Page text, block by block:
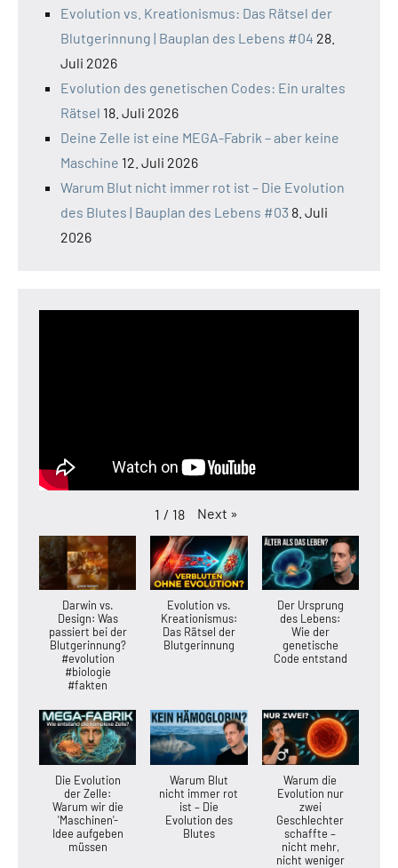
Evolution vs. Kreationismus: Das Rätsel der
Blutgerinnung | Bauplan des Lebens #04 28.
Juli 2026
Evolution des genetischen Codes: Ein uraltes
Rätsel 18. Juli 2026
Deine Zelle ist eine MEGA-Fabrik – aber keine
Maschine 12. Juli 2026
Warum Blut nicht immer rot ist – Die Evolution
des Blutes | Bauplan des Lebens #03 8. Juli
2026
1 / 18 Next »
Darwin vs.
Design: Was
passiert bei der
Blutgerinnung?
#evolution
#biologie
#fakten
Evolution vs.
Kreationismus:
Das Rätsel der
Blutgerinnung
Der Ursprung
des Lebens:
Wie der
genetische
Code entstand
Die Evolution
der Zelle:
Warum wir die
'Maschinen'-
Idee aufgeben
müssen
Warum Blut
nicht immer rot
ist – Die
Evolution des
Blutes
Warum die
Evolution nur
zwei
Geschlechter
schaffte –
nicht mehr,
nicht weniger